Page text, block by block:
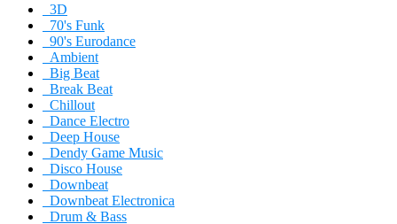
3D
70's Funk
90's Eurodance
Ambient
Big Beat
Break Beat
Chillout
Dance Electro
Deep House
Dendy Game Music
Disco House
Downbeat
Downbeat Electronica
Drum & Bass